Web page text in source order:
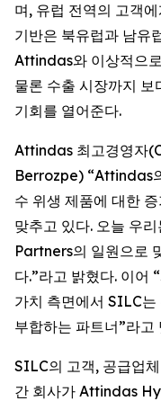
며, 유럽 전역의 고객
기반은 북유럽과 남유
Attindas와 이상적으
물론 수출 시장까지
기회를 열어준다.
Attindas 최고경영자
Berrozpe) “Attindas
수 위생 제품에 대한
맞추고 있다. 오늘 우
Partners의 일원으로
다.”라고 밝혔다. 이어
가치 측면에서 SILC는
부합하는 파트너”라고
SILC의 고객, 공급업
간 회사가 Attindas